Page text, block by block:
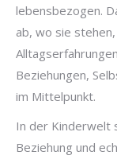
lebensbezogen.
ab, wo sie
Beziehungen,
im Mittelpunkt.
In der Kinderwelt
Beziehung und